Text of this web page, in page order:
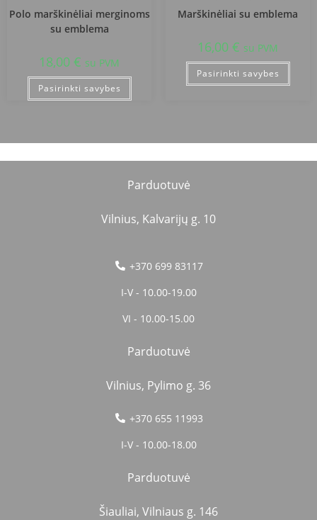
Polo marškinėliai merginoms
su emblema
18,00 € su PVM
Pasirinkti savybes
Marškinėliai su emblema
16,00 € su PVM
Pasirinkti savybes
Parduotuvė
Vilnius, Kalvarijų g. 10
+370 699 83117
I-V - 10.00-19.00
VI - 10.00-15.00
Parduotuvė
Vilnius, Pylimo g. 36
+370 655 11993
I-V - 10.00-18.00
Parduotuvė
Šiauliai, Vilniaus g. 146